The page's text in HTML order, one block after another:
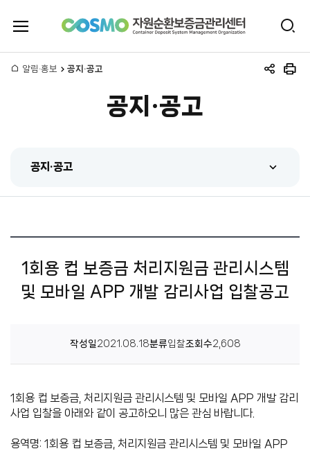
자
보
금
관
리
터
전
체
메
뉴
검
공지·공고
공지·공고
간행물
홈
알림·홍보 공지·공고
공
인
공지·공고
1회용 컵 보증금 처리지원금 관리시스템
및 모바일 APP 개발 감리사업 입찰공고
작성일 2021.08.18분류입찰조회수2,608
1회용 컵 보증금, 처리지원금 관리시스템 및 모바일 APP 개발 감리
사업 입찰을 아래와 같이 공고하오니 많은 관심 바랍니다.
용역명: 1회용 컵 보증금, 처리지원금 관리시스템 및 모바일 APP